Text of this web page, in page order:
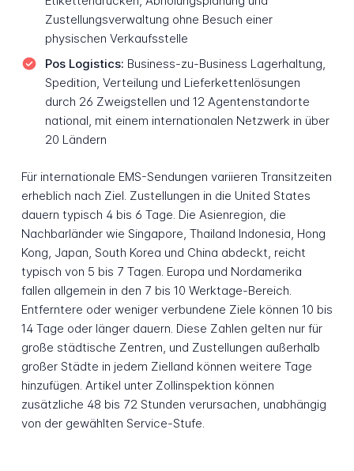
Zustellungsverwaltung ohne Besuch einer
physischen Verkaufsstelle
Pos Logistics: Business-zu-Business Lagerhaltung,
Spedition, Verteilung und Lieferkettenlösungen
durch 26 Zweigstellen und 12 Agentenstandorte
national, mit einem internationalen Netzwerk in über
20 Ländern
Für internationale EMS-Sendungen variieren Transitzeiten
erheblich nach Ziel. Zustellungen in die United States
dauern typisch 4 bis 6 Tage. Die Asienregion, die
Nachbarländer wie Singapore, Thailand Indonesia, Hong
Kong, Japan, South Korea und China abdeckt, reicht
typisch von 5 bis 7 Tagen. Europa und Nordamerika
fallen allgemein in den 7 bis 10 Werktage-Bereich.
Entferntere oder weniger verbundene Ziele können 10 bis
14 Tage oder länger dauern. Diese Zahlen gelten nur für
große städtische Zentren, und Zustellungen außerhalb
großer Städte in jedem Zielland können weitere Tage
hinzufügen. Artikel unter Zollinspektion können
zusätzliche 48 bis 72 Stunden verursachen, unabhängig
von der gewählten Service-Stufe.